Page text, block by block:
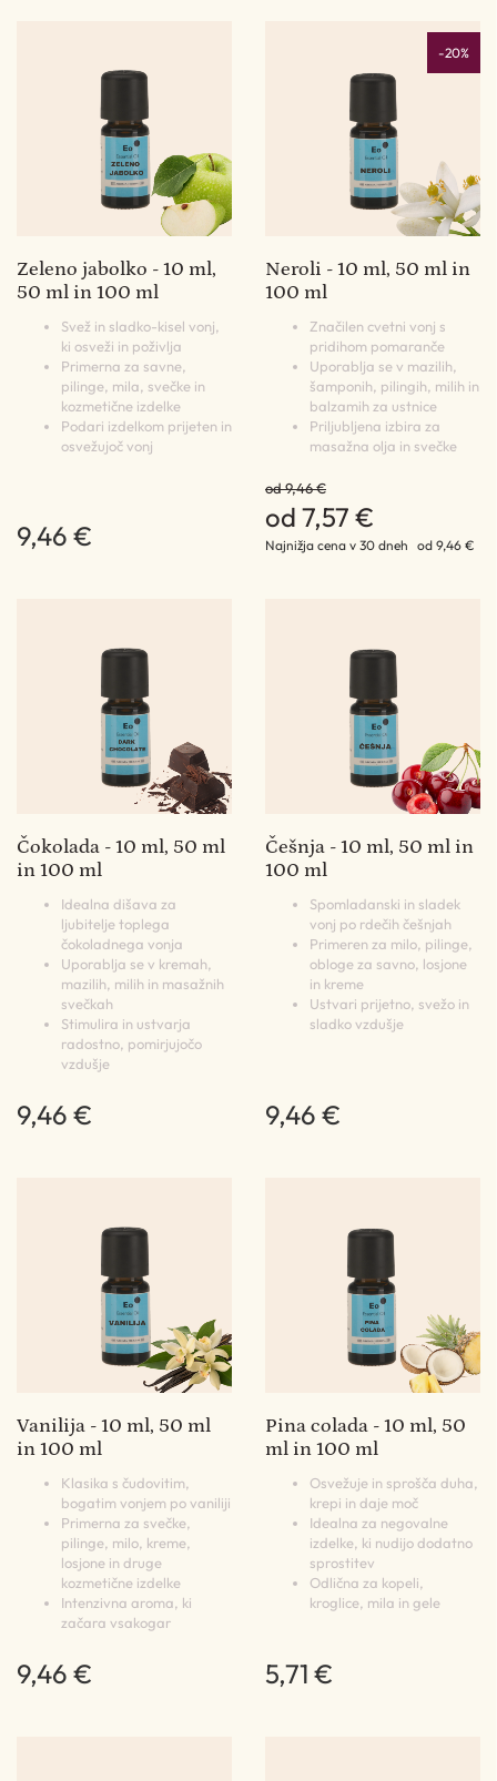
Zeleno jabolko - 10 ml,
50 ml in 100 ml
Svež in sladko-kisel vonj,
ki osveži in poživlja
Primerna za savne,
pilinge, mila, svečke in
kozmetične izdelke
Podari izdelkom prijeten in
osvežujoč vonj
9,46 €
-20%
Neroli - 10 ml, 50 ml in
100 ml
Značilen cvetni vonj s
pridihom pomaranče
Uporablja se v mazilih,
šamponih, pilingih, milih in
balzamih za ustnice
Priljubljena izbira za
masažna olja in svečke
od 9,46 €
od 7,57 €
Najnižja cena v 30 dneh od 9,46 €
Čokolada - 10 ml, 50 ml
in 100 ml
Idealna dišava za
ljubitelje toplega
čokoladnega vonja
Uporablja se v kremah,
mazilih, milih in masažnih
svečkah
Stimulira in ustvarja
radostno, pomirjujočo
vzdušje
9,46 €
Češnja - 10 ml, 50 ml in
100 ml
Spomladanski in sladek
vonj po rdečih češnjah
Primeren za milo, pilinge,
obloge za savno, losjone
in kreme
Ustvari prijetno, svežo in
sladko vzdušje
9,46 €
Vanilija - 10 ml, 50 ml
in 100 ml
Klasika s čudovitim,
bogatim vonjem po vaniliji
Primerna za svečke,
pilinge, milo, kreme,
losjone in druge
kozmetične izdelke
Intenzivna aroma, ki
začara vsakogar
9,46 €
Pina colada - 10 ml, 50
ml in 100 ml
Osvežuje in sprošča duha,
krepi in daje moč
Idealna za negovalne
izdelke, ki nudijo dodatno
sprostitev
Odlična za kopeli,
kroglice, mila in gele
5,71 €